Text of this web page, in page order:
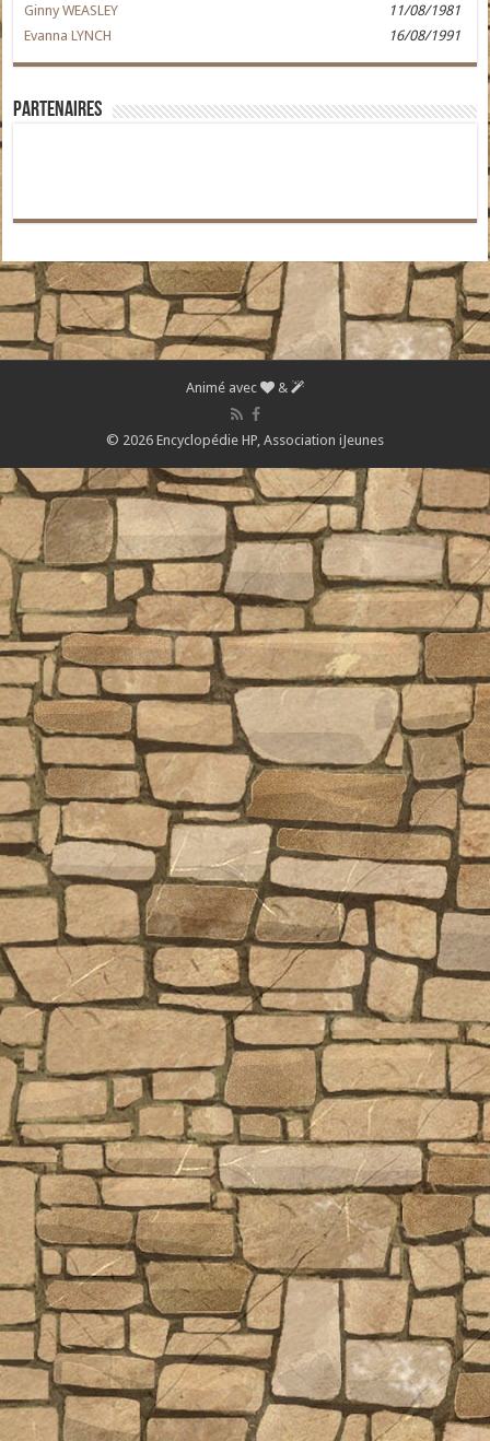
Ginny WEASLEY
11/08/1981
Evanna LYNCH
16/08/1991
Partenaires
Animé avec &
© 2026 Encyclopédie HP, Association iJeunes